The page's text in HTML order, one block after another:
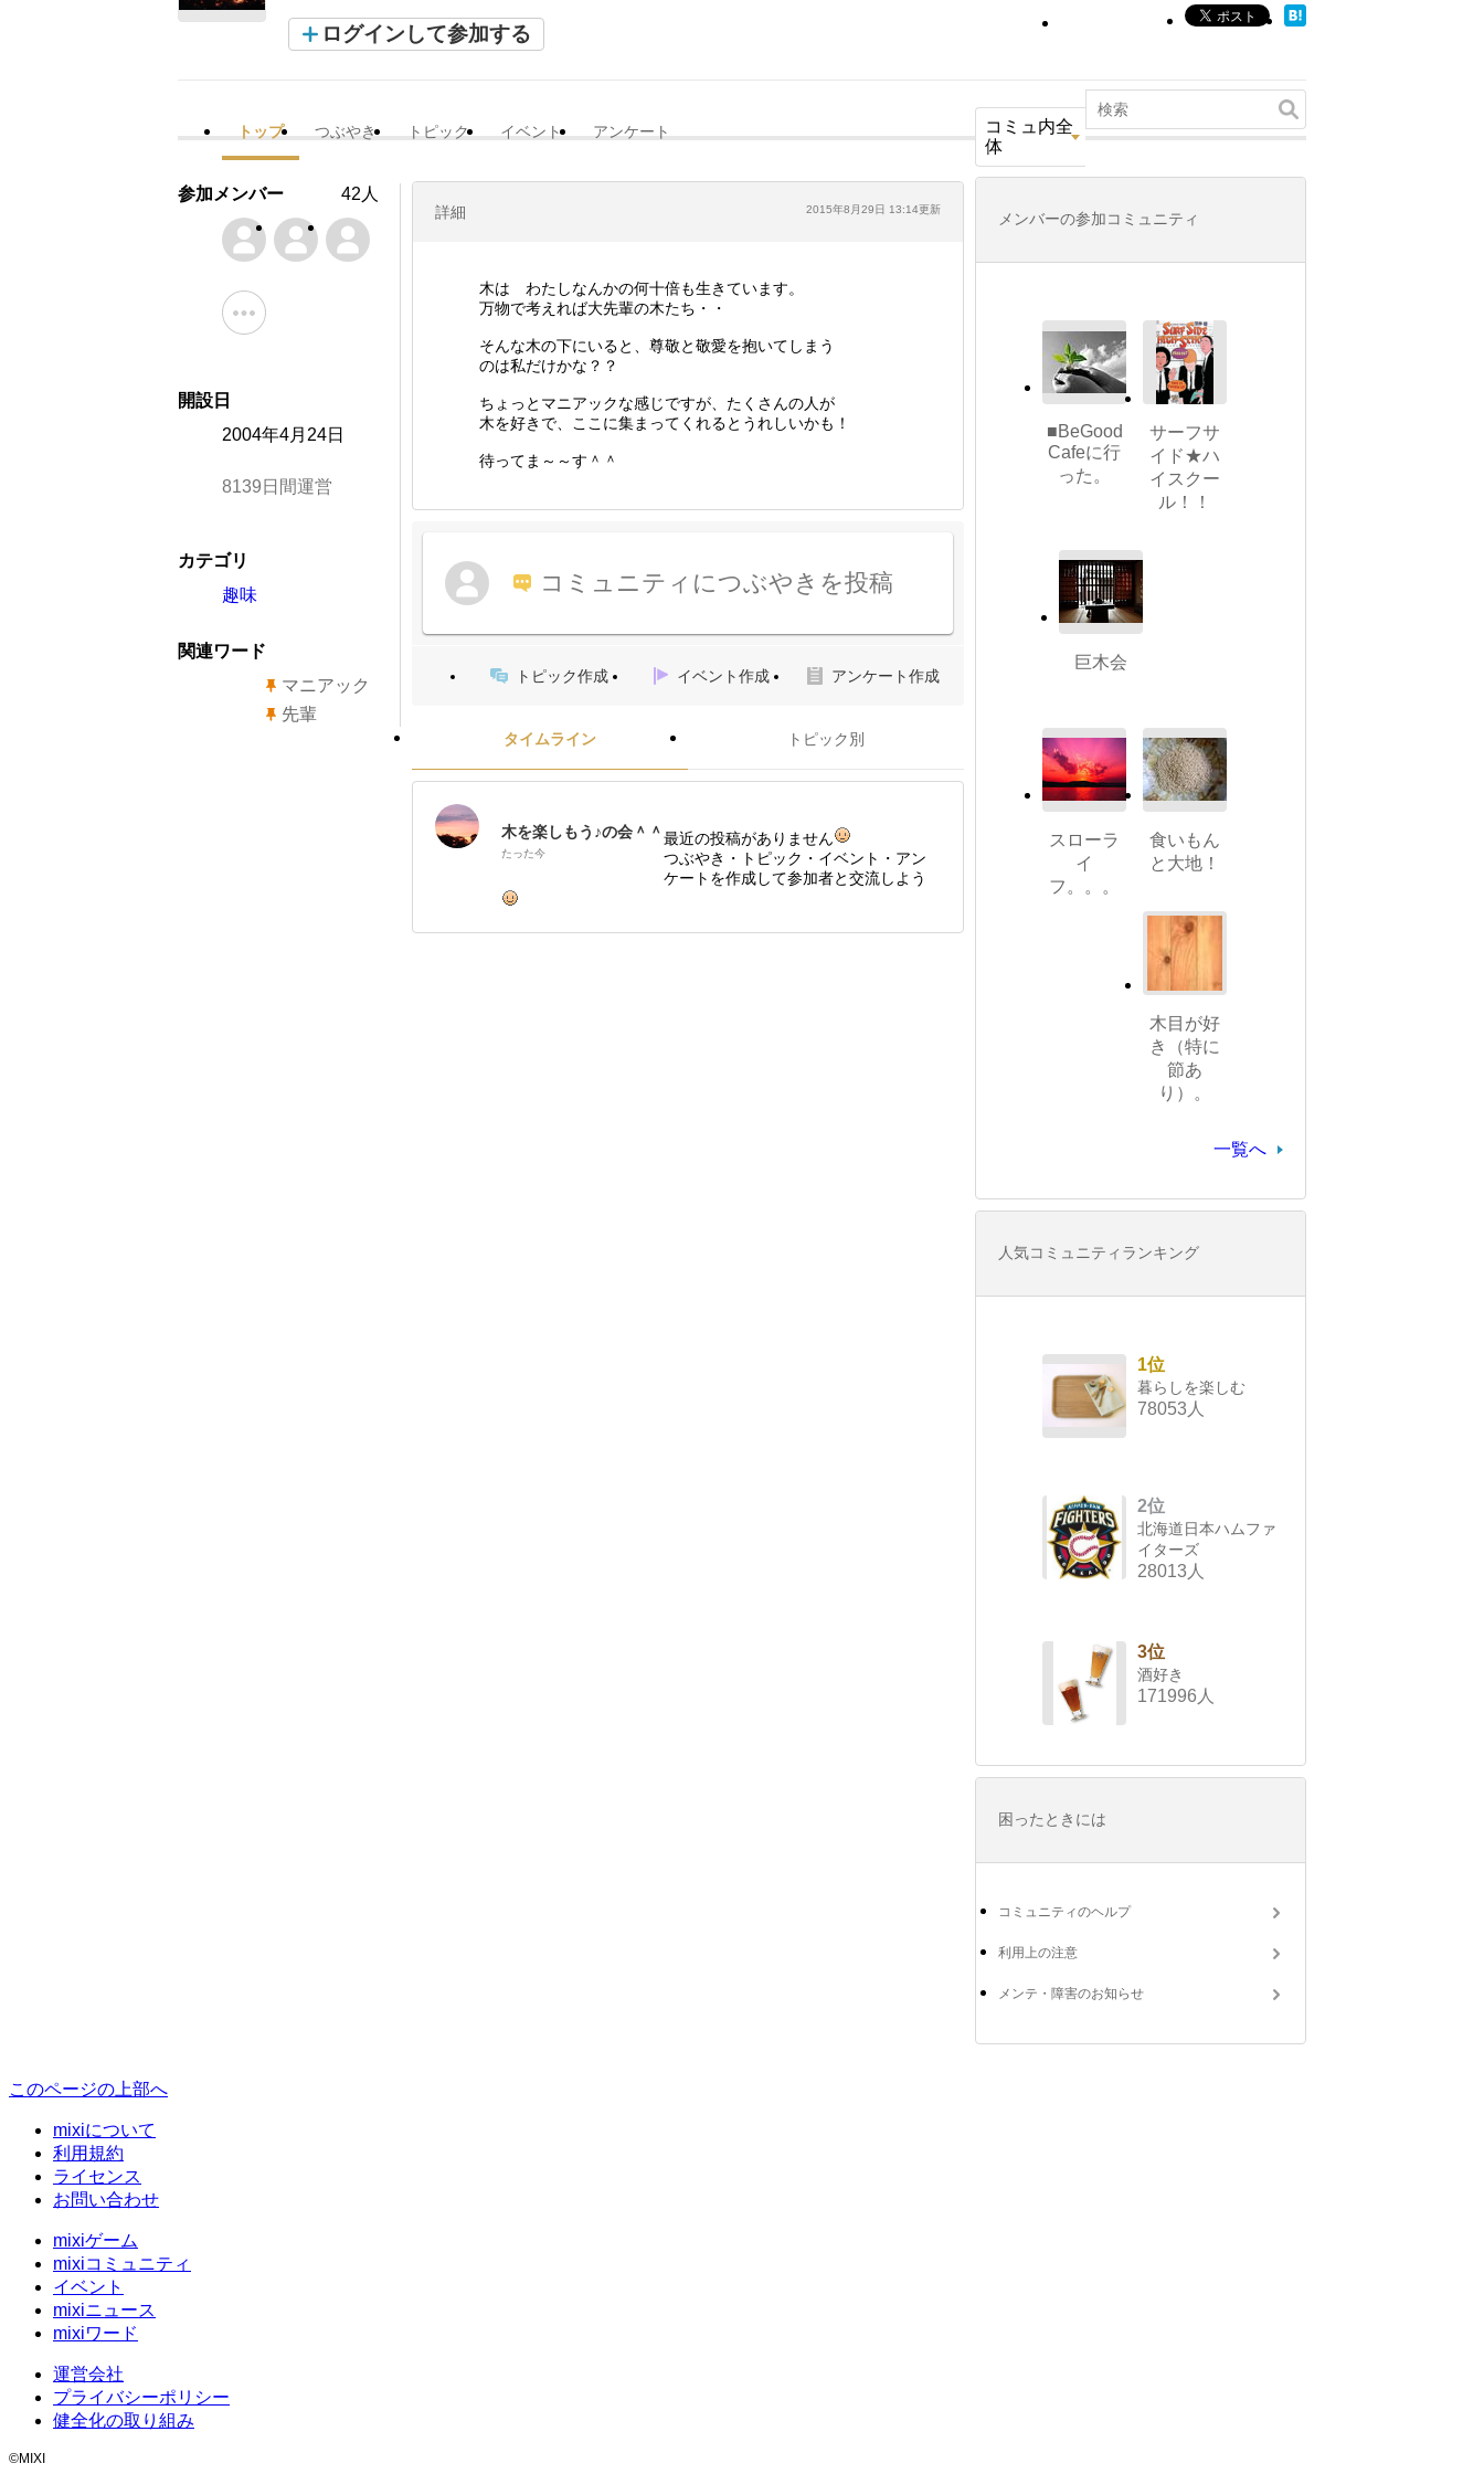
ログインして参加する
トップ つぶやき トピック イベント アンケート
コミュ内全
体
詳細 2015年8月29日 13:14更新
木は わたしなんかの何十倍も生きています。
万物で考えれば大先輩の木たち・・
そんな木の下にいると、尊敬と敬愛を抱いてしまう
のは私だけかな？？
ちょっとマニアックな感じですが、たくさんの人が
木を好きで、ここに集まってくれるとうれしいかも！
待ってま～～す＾＾
コミュニティにつぶやきを投稿
トピック作成 イベント作成 アンケート作成
タイムライン トピック別
木を楽しもう♪の会＾＾
たった今
最近の投稿がありません
つぶやき・トピック・イベント・アン
ケートを作成して参加者と交流しよう
参加メンバー 42人
開設日
2004年4月24日
8139日間運営
カテゴリ
趣味
関連ワード
マニアック
先輩
メンバーの参加コミュニティ
■BeGood
Cafeに行
った。
サーフサ
イド★ハ
イスクー
ル！！
巨木会
スローラ
イ
フ。。。
食いもん
と大地！
木目が好
き（特に
節あ
り）。
一覧へ
人気コミュニティランキング
1位
暮らしを楽しむ
78053人
2位
北海道日本ハムファ
イターズ
28013人
3位
酒好き
171996人
困ったときには
コミュニティのヘルプ
利用上の注意
メンテ・障害のお知らせ
このページの上部へ
mixiについて
利用規約
ライセンス
お問い合わせ
mixiゲーム
mixiコミュニティ
イベント
mixiニュース
mixiワード
運営会社
プライバシーポリシー
健全化の取り組み
©MIXI